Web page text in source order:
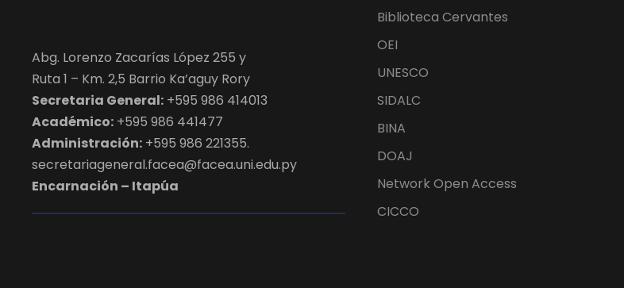
Abg. Lorenzo Zacarías López 255 y
Ruta 1 – Km. 2,5 Barrio Ka’aguy Rory
Secretaria General: +595 986 414013
Académico: +595 986 441477
Administración: +595 986 221355.
secretariageneral.facea@facea.uni.edu.py
Encarnación – Itapúa
Biblioteca Cervantes
OEI
UNESCO
SIDALC
BINA
DOAJ
Network Open Access
CICCO